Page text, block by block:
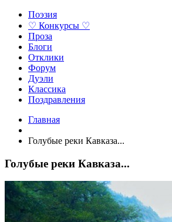
Поэзия
♡ Конкурсы ♡
Проза
Блоги
Отклики
Форум
Дуэли
Классика
Поздравления
Главная
Голубые реки Кавказа...
Голубые реки Кавказа...